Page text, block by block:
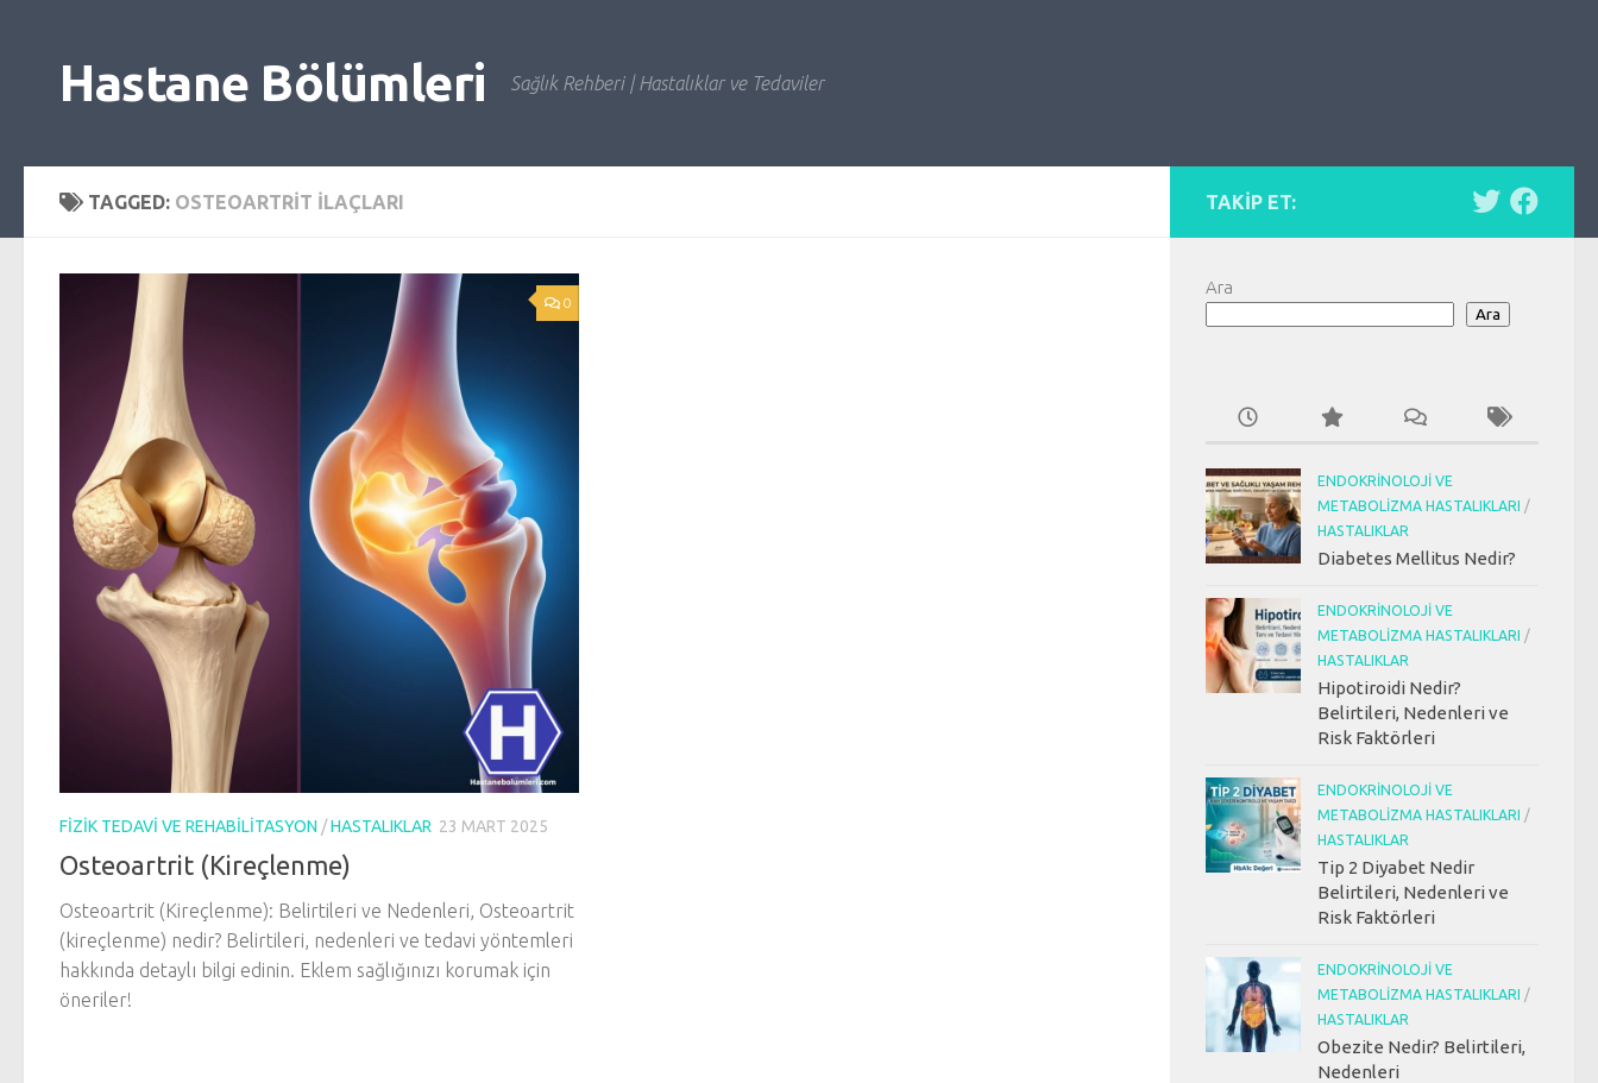
Hastane Bölümleri Sağlık Rehberi | Hastalıklar ve Tedaviler
TAGGED: OSTEOARTRIT ILAÇLARI
0
FIZIK TEDAVI VE REHABILITASYON /HASTALIKLAR 23 MART 2025
Osteoartrit (Kireçlenme)
Osteoartrit (Kireçlenme): Belirtileri ve Nedenleri, Osteoartrit
(kireçlenme) nedir? Belirtileri, nedenleri ve tedavi yöntemleri
hakkında detaylı bilgi edinin. Eklem sağlığınızı korumak için
öneriler!
TAKIP ET:
Ara
Ara
ENDOKRINOLOJI VE
METABOLIZMA HASTALIKLARI /
HASTALIKLAR
Diabetes Mellitus Nedir?
ENDOKRINOLOJI VE
METABOLIZMA HASTALIKLARI /
HASTALIKLAR
Hipotiroidi Nedir?
Belirtileri, Nedenleri ve
Risk Faktörleri
ENDOKRINOLOJI VE
METABOLIZMA HASTALIKLARI /
HASTALIKLAR
Tip 2 Diyabet Nedir
Belirtileri, Nedenleri ve
Risk Faktörleri
ENDOKRINOLOJI VE
METABOLIZMA HASTALIKLARI /
HASTALIKLAR
Obezite Nedir? Belirtileri,
Nedenleri